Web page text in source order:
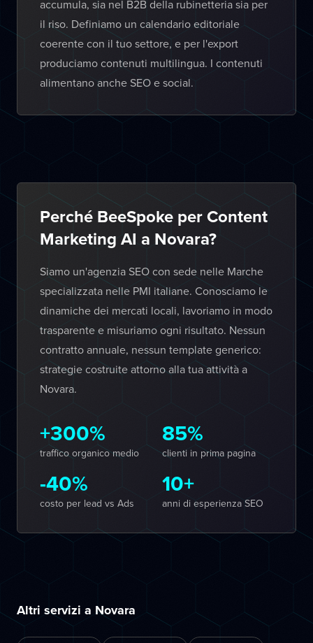
accumula, sia nel B2B della rubinetteria sia per
il riso. Definiamo un calendario editoriale
coerente con il tuo settore, e per l'export
produciamo contenuti multilingua. I contenuti
alimentano anche SEO e social.
Perché BeeSpoke per Content
Marketing AI a Novara?
Siamo un'agenzia SEO con sede nelle Marche
specializzata nelle PMI italiane. Conosciamo le
dinamiche dei mercati locali, lavoriamo in modo
trasparente e misuriamo ogni risultato. Nessun
contratto annuale, nessun template generico:
strategie costruite attorno alla tua attività a
Novara.
+300%
traffico organico medio
85%
clienti in prima pagina
-40%
costo per lead vs Ads
10+
anni di esperienza SEO
Altri servizi a Novara